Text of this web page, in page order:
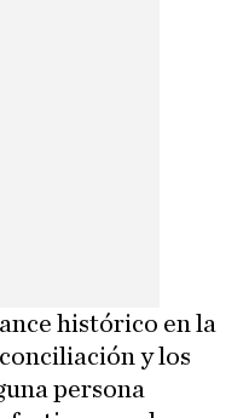
histórico en la
y los
persona